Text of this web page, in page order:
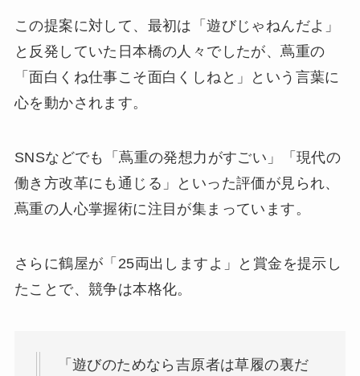
この提案に対して、最初は「遊びじゃねんだよ」
と反発していた日本橋の人々でしたが、蔦重の
「面白くね仕事こそ面白くしねと」という言葉に
心を動かされます。
SNSなどでも「蔦重の発想力がすごい」「現代の
働き方改革にも通じる」といった評価が見られ、
蔦重の人心掌握術に注目が集まっています。
さらに鶴屋が「25両出しますよ」と賞金を提示し
たことで、競争は本格化。
「遊びのためなら吉原者は草履の裏だ